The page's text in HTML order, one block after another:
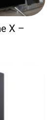
X –